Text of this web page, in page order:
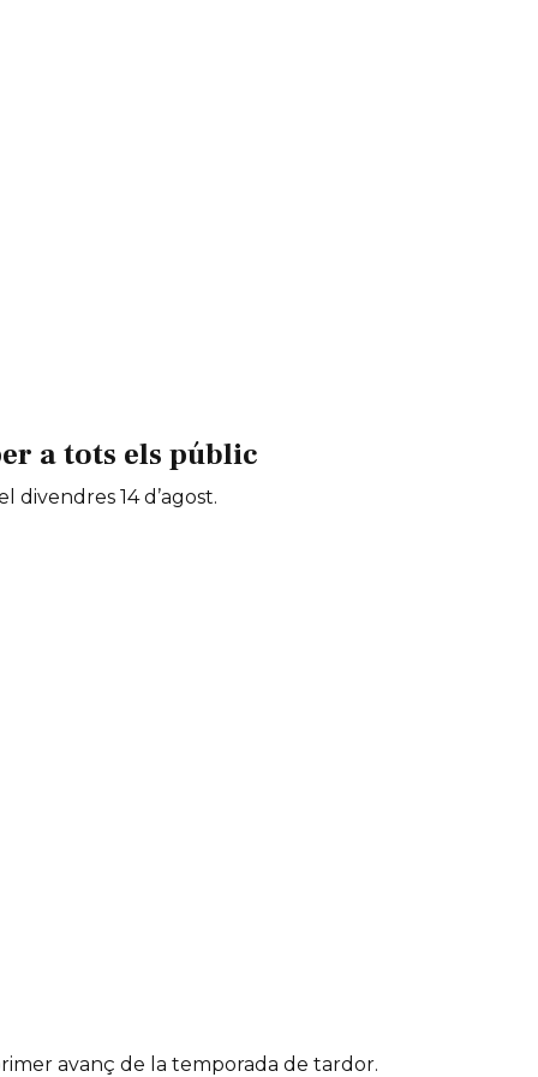
a tots els públic
divendres 14 d’agost.
avanç de la temporada de tardor.